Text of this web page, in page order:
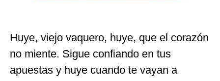
Huye, viejo vaquero, huye, que el corazón
no miente. Sigue confiando en tus
apuestas y huye cuando te vayan a